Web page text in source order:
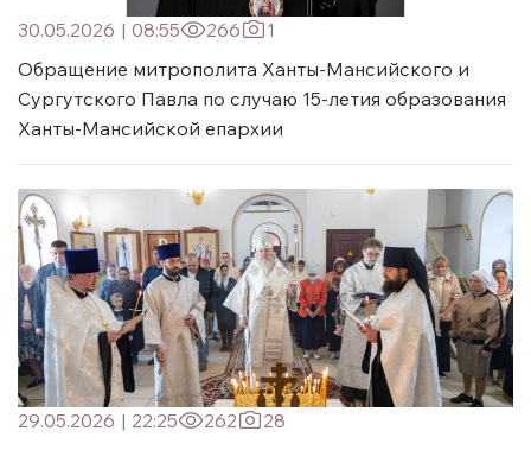
30.05.2026 | 08:55 266
1
Обращение митрополита Ханты-Мансийского и
Сургутского Павла по случаю 15-летия образования
Ханты-Мансийской епархии
29.05.2026 | 22:25 262
28